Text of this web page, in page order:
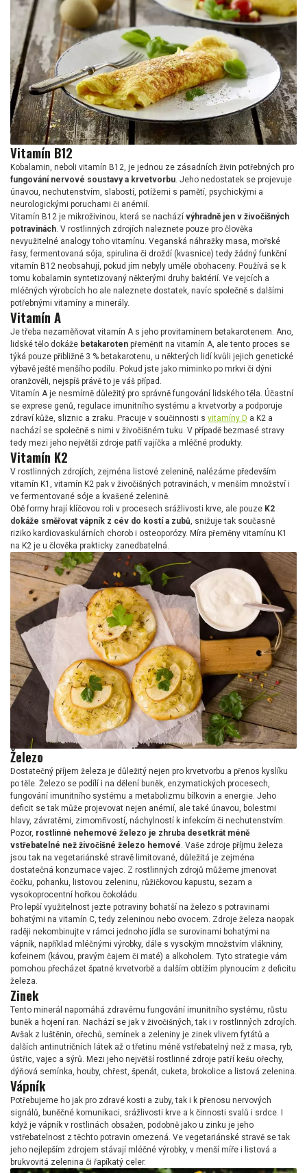
Vitamín B12
Kobalamin, neboli vitamín B12, je jednou ze zásadních živin potřebných pro
fungování nervové soustavy a krvetvorbu . Jeho nedostatek se projevuje
únavou, nechutenstvím, slabostí, potížemi s pamětí, psychickými a
neurologickými poruchami či anémií.
Vitamín B12 je mikroživinou, která se nachází výhradně jen v živočišných
potravinách . V rostlinných zdrojích naleznete pouze pro člověka
nevyužitelné analogy toho vitamínu. Veganská náhražky masa, mořské
řasy, fermentovaná sója, spirulina či droždí (kvasnice) tedy žádný funkční
vitamín B12 neobsahují, pokud jím nebyly uměle obohaceny. Používá se k
tomu kobalamin syntetizovaný některými druhy baktérií. Ve vejcích a
mléčných výrobcích ho ale naleznete dostatek, navíc společně s dalšími
potřebnými vitamíny a minerály.
Vitamín A
Je třeba nezaměňovat vitamín A s jeho provitamínem betakarotenem. Ano,
lidské tělo dokáže betakaroten přeměnit na vitamín A, ale tento proces se
týká pouze přibližně 3 % betakarotenu, u některých lidí kvůli jejich genetické
výbavě ještě menšího podílu. Pokud jste jako miminko po mrkvi či dýni
oranžověli, nejspíš právě to je váš případ.
Vitamín A je nesmírně důležitý pro správně fungování lidského těla. Účastní
se exprese genů, regulace imunitního systému a krvetvorby a podporuje
zdraví kůže, sliznic a zraku. Pracuje v součinnosti s vitamíny D a K2 a
nachází se společně s nimi v živočišném tuku. V případě bezmasé stravy
tedy mezi jeho největší zdroje patří vajíčka a mléčné produkty.
Vitamín K2
V rostlinných zdrojích, zejména listové zelenině, nalézáme především
vitamín K1, vitamín K2 pak v živočišných potravinách, v menším množství i
ve fermentované sóje a kvašené zelenině.
Obě formy hrají klíčovou roli v procesech srážlivosti krve, ale pouze K2
dokáže směřovat vápník z cév do kostí a zubů , snižuje tak současně
riziko kardiovaskulárních chorob i osteoporózy. Míra přeměny vitamínu K1
na K2 je u člověka prakticky zanedbatelná.
Železo
Dostatečný příjem železa je důležitý nejen pro krvetvorbu a přenos kyslíku
po těle. Železo se podílí i na dělení buněk, enzymatických procesech,
fungování imunitního systému a metabolizmu bílkovin a energie. Jeho
deficit se tak může projevovat nejen anémií, ale také únavou, bolestmi
hlavy, závratěmi, zimomřivostí, náchylností k infekcím či nechutenstvím.
Pozor, rostlinné nehemové železo je zhruba desetkrát méně
vstřebatelné než živočišné železo hemové. Vaše zdroje příjmu železa
jsou tak na vegetariánské stravě limitované, důležitá je zejména
dostatečná konzumace vajec. Z rostlinných zdrojů můžeme jmenovat
čočku, pohanku, listovou zeleninu, růžičkovou kapustu, sezam a
vysokoprocentní hořkou čokoládu.
Pro lepší využitelnost jezte potraviny bohatší na železo s potravinami
bohatými na vitamín C, tedy zeleninou nebo ovocem. Zdroje železa naopak
raději nekombinujte v rámci jednoho jídla se surovinami bohatými na
vápník, například mléčnými výrobky, dále s vysokým množstvím vlákniny,
kofeinem (kávou, pravým čajem či maté) a alkoholem. Tyto strategie vám
pomohou přecházet špatné krvetvorbě a dalším obtížím plynoucím z deficitu
železa.
Zinek
Tento minerál napomáhá zdravému fungování imunitního systému, růstu
buněk a hojení ran. Nachází se jak v živočišných, tak i v rostlinných zdrojích.
Avšak z luštěnin, ořechů, semínek a zeleniny je zinek vlivem fytátů a
dalších antinutričních látek až o třetinu méně vstřebatelný než z masa, ryb,
ústřic, vajec a sýrů. Mezi jeho největší rostlinné zdroje patří kešu ořechy,
dýňová semínka, houby, chřest, špenát, cuketa, brokolice a listová zelenina.
Vápník
Potřebujeme ho jak pro zdravé kosti a zuby, tak i k přenosu nervových
signálů, buněčné komunikaci, srážlivosti krve a k činnosti svalů i srdce. I
když je vápník v rostlinách obsažen, podobně jako u zinku je jeho
vstřebatelnost z těchto potravin omezená. Ve vegetariánské stravě se tak
jeho nejlepším zdrojem stávají mléčné výrobky, v menší míře i listová a
brukvovitá zelenina či řapíkatý celer.